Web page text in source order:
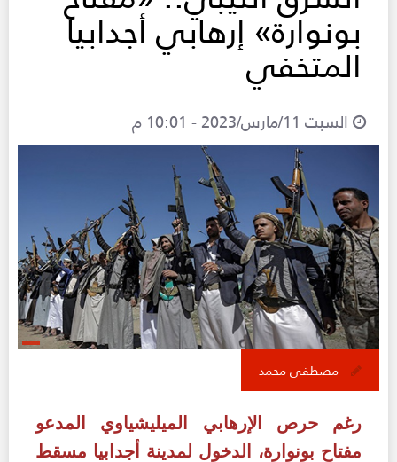
بونوارة» إرهابي أجدابيا
المتخفي
السبت 11/مارس/2023 - 10:01 م
مصطفى محمد
رغم حرص الإرهابي الميليشياوي المدعو
مفتاح بونوارة، الدخول لمدينة أجدابيا مسقط